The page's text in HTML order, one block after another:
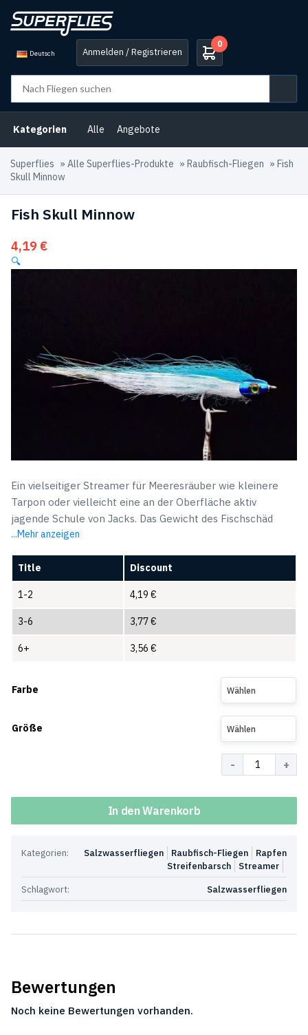
Deutsch Anmelden / Registrieren
0
Kategorien Alle Angebote
Superflies » Alle Superflies-Produkte » Raubfisch-Fliegen » Fish
Skull Minnow
Fish Skull Minnow
4,19 €
🔍
Ein vielseitiger Streamer für Meeresräuber wie kleinere
Tarpon oder vielleicht eine an der Oberfläche aktiv
jagende Schule von Jacks. Das Gewicht des Fischschäd
...Mehr anzeigen
Title Discount
1-2 4,19 €
3-6 3,77€
6+ 3,56 €
Farbe Wählen
Größe Wählen
In den Warenkorb
Kategorien: Rapfen
Raubfisch-Fliegen
Salzwasserfliegen
Streamer
Streifenbarsch
Schlagwort:
Salzwasserfliegen
Bewertungen
Noch keine Bewertungen vorhanden.